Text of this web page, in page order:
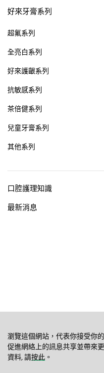
瀏覽這個網站，代表你接受你
促進網絡上的訊息共享並帶來
資料, 請按此 。
好來牙膏系列
超氟系列
全亮白系列
好來護齦系列
抗敏感系列
茶倍健系列
兒童牙膏系列
其他系列
口腔護理知識
最新消息
© 2023 Hawley & Hazel (BVI) Co.